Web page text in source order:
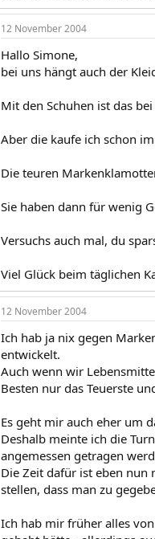
12 November 2004
Hallo Simone,
bei uns hängt auch der
Mit den Schuhen ist das
Aber die kaufe ich schon
Die teuren
Sie haben dann für wenig
Versuchs auch mal, du
Viel Glück beim täglichen
12 November 2004
Ich hab ja nix gegen
entwickelt.
Auch wenn wir
Besten nur das Teuerste
Es geht mir auch eher um
Deshalb meinte ich die
angemessen getragen
Die Zeit dafür ist eben nun
stellen, dass man zu
Ich hab mir früher alles